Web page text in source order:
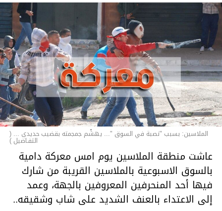
الملاسين: بسبب "نصبة في السوق "... يهشّم جمجمته بقضيب حديدي ... (
التفـاصيل )
عاشت منطقة الملاسين يوم امس معركة دامية
بالسوق الاسبوعية بالملاسين القريبة من شارك
فيها أحد المنحرفين المعروفين بالجهة، وعمد
إلى الاعتداء بالعنف الشديد على شاب وشقيقه..